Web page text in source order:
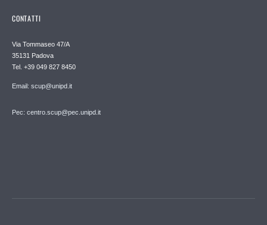
CONTATTI
Via Tommaseo 47/A
35131 Padova
Tel. +39 049 827 8450
Email: scup@unipd.it
Pec: centro.scup@pec.unipd.it